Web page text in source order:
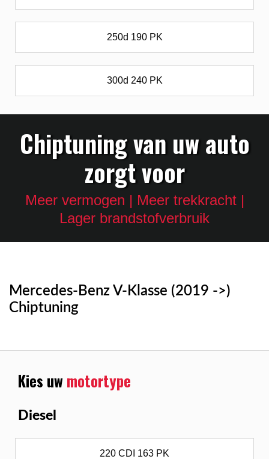
250d 190 PK
300d 240 PK
Chiptuning van uw auto
zorgt voor
Meer vermogen | Meer trekkracht |
Lager brandstofverbruik
Mercedes-Benz V-Klasse (2019 ->)
Chiptuning
Kies uwmotortype
Diesel
220 CDI 163 PK